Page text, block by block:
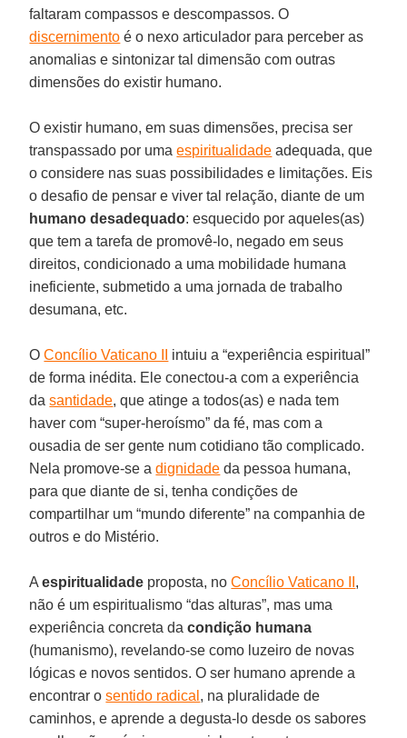
faltaram compassos e descompassos. O
discernimento é o nexo articulador para perceber as
anomalias e sintonizar tal dimensão com outras
dimensões do existir humano.
O existir humano, em suas dimensões, precisa ser
transpassado por umaespiritualidade adequada, que
o considere nas suas possibilidades e limitações. Eis
o desafio de pensar e viver tal relação, diante de um
humano desadequado: esquecido por aqueles(as)
que tem a tarefa de promovê-lo, negado em seus
direitos, condicionado a uma mobilidade humana
ineficiente, submetido a uma jornada de trabalho
desumana, etc.
OConcílio Vaticano II
intuiu a “experiência espiritual”
de forma inédita. Ele conectou-a com a experiência
dasantidade, que atinge a todos(as) e nada tem
haver com “super-heroísmo” da fé, mas com a
ousadia de ser gente num cotidiano tão complicado.
Nela promove-se adignidade da pessoa humana,
para que diante de si, tenha condições de
compartilhar um “mundo diferente” na companhia de
outros e do Mistério.
Aespiritualidade proposta, noConcílio Vaticano II ,
não é um espiritualismo “das alturas”, mas uma
experiência concreta da condição humana
(humanismo), revelando-se como luzeiro de novas
lógicas e novos sentidos. O ser humano aprende a
encontrar o sentido radical , na pluralidade de
caminhos, e aprende a degusta-lo desde os sabores